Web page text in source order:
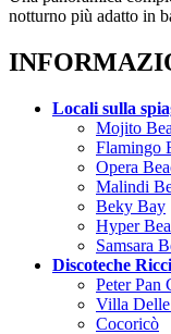
notturno più adatto in
Locali sulla
Mojito
Flamingo
Opera
Malindi
Beky Bay
Hyper
Samsara
Discoteche
Peter Pan
Villa Delle
Cocoricò